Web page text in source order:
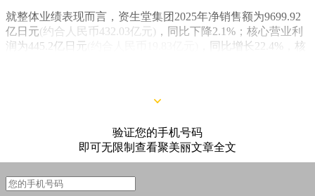
就整体业绩表现而言，资生堂集团2025年净销售额为9699.92
亿日元(约合人民币432.03亿元) ，同比下降2.1%；核心营业利
润为445.2亿日元
，同比增长22.4%，核
验证您的手机号码
即可无限制查看聚美丽文章全文